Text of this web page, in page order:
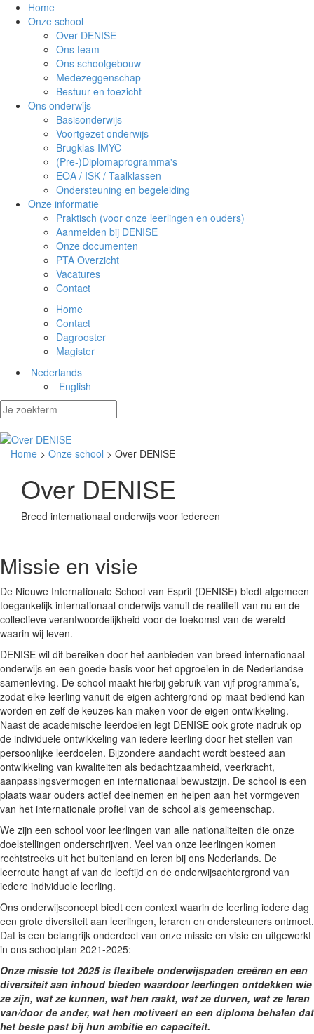
Home
Onze school
Over DENISE
Ons team
Ons schoolgebouw
Medezeggenschap
Bestuur en toezicht
Ons onderwijs
Basisonderwijs
Voortgezet onderwijs
Brugklas IMYC
(Pre-)Diplomaprogramma's
EOA / ISK / Taalklassen
Ondersteuning en begeleiding
Onze informatie
Praktisch (voor onze leerlingen en ouders)
Aanmelden bij DENISE
Onze documenten
PTA Overzicht
Vacatures
Contact
Home
Contact
Dagrooster
Magister
Nederlands
English
Home > Onze school > Over DENISE
Over DENISE
Breed internationaal onderwijs voor iedereen
Missie en visie
De Nieuwe Internationale School van Esprit (DENISE) biedt algemeen
toegankelijk internationaal onderwijs vanuit de realiteit van nu en de
collectieve verantwoordelijkheid voor de toekomst van de wereld
waarin wij leven.
DENISE wil dit bereiken door het aanbieden van breed internationaal
onderwijs en een goede basis voor het opgroeien in de Nederlandse
samenleving. De school maakt hierbij gebruik van vijf programma’s,
zodat elke leerling vanuit de eigen achtergrond op maat bediend kan
worden en zelf de keuzes kan maken voor de eigen ontwikkeling.
Naast de academische leerdoelen legt DENISE ook grote nadruk op
de individuele ontwikkeling van iedere leerling door het stellen van
persoonlijke leerdoelen. Bijzondere aandacht wordt besteed aan
ontwikkeling van kwaliteiten als bedachtzaamheid, veerkracht,
aanpassingsvermogen en internationaal bewustzijn. De school is een
plaats waar ouders actief deelnemen en helpen aan het vormgeven
van het internationale profiel van de school als gemeenschap.
We zijn een school voor leerlingen van alle nationaliteiten die onze
doelstellingen onderschrijven. Veel van onze leerlingen komen
rechtstreeks uit het buitenland en leren bij ons Nederlands. De
leerroute hangt af van de leeftijd en de onderwijsachtergrond van
iedere individuele leerling.
Ons onderwijsconcept biedt een context waarin de leerling iedere dag
een grote diversiteit aan leerlingen, leraren en ondersteuners ontmoet.
Dat is een belangrijk onderdeel van onze missie en visie en uitgewerkt
in ons schoolplan 2021-2025:
Onze missie tot 2025 is flexibele onderwijspaden creëren en een
diversiteit aan inhoud bieden waardoor leerlingen ontdekken wie
ze zijn, wat ze kunnen, wat hen raakt, wat ze durven, wat ze leren
van/door de ander, wat hen motiveert en een diploma behalen dat
het beste past bij hun ambitie en capaciteit.